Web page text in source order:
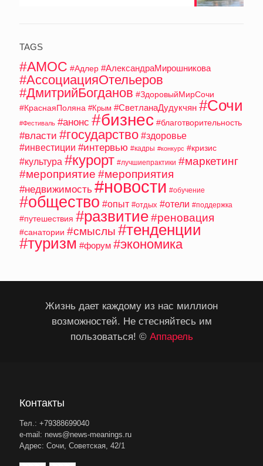
TAGS
#АМОС #Адлер #АлександраМирошникова
#АссоциацияОтельеров
#ДмитрийБогданов #ЗдоровыйМирСочи
#КраснаяПоляна #Крым #СветланаДудукчян #Сочи
#Фестиваль #анонс #бизнес #благотворительность
#власти #государство #здоровье
#инвестиции #интервью #кадры #конкурс #кризис
#культура #курорт #лучшиепрактики #маркетинг
#мероприятие #мероприятия
#недвижимость #новости #обучение
#общество #опыт #отдых #отели #поддержка
#путешествия #развитие#реновация
#санатории #смыслы #тенденции
#туризм #форум #экономика
Жизнь дает каждому из нас миллион
возможностей. Не стесняйтесь им
пользоваться! © Аппарель
Контакты
Тел.: +79388699040
e-mail: news@news-meanings.ru
Адрес: Сочи, Советская, 42/1